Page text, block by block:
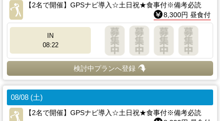
【2名で開催】GPSナビ導入☆土日祝★食事付※備考必読
8,300円 昼食付
IN
08:22
検討中プランへ登録
08/08 (土)
【2名で開催】GPSナビ導入☆土日祝★食事付※備考必読